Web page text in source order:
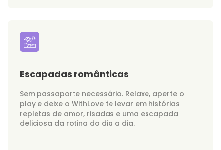
Escapadas românticas
Sem passaporte necessário. Relaxe, aperte o
play e deixe o WithLove te levar em histórias
repletas de amor, risadas e uma escapada
deliciosa da rotina do dia a dia.